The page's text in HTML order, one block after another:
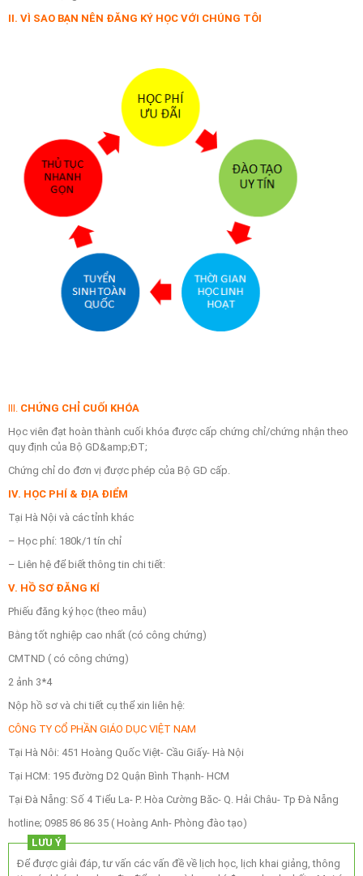
II. VÌ SAO BẠN NÊN ĐĂNG KÝ HỌC VỚI CHÚNG TÔI
III. CHỨNG CHỈ CUỐI KHÓA
Học viên đạt hoàn thành cuối khóa được cấp chứng chỉ/chứng nhận theo
quy định của Bộ GD&amp;ĐT;
Chứng chỉ do đơn vị được phép của Bộ GD cấp.
IV. HỌC PHÍ & ĐỊA ĐIỂM
Tại Hà Nội và các tỉnh khác
– Học phí: 180k/1 tín chỉ
– Liên hệ để biết thông tin chi tiết:
V. HỒ SƠ ĐĂNG KÍ
Phiếu đăng ký học (theo mẫu)
Bằng tốt nghiệp cao nhất (có công chứng)
CMTND ( có công chứng)
2 ảnh 3*4
Nộp hồ sơ và chi tiết cụ thể xin liên hệ:
CÔNG TY CỔ PHẦN GIÁO DỤC VIỆT NAM
Tại Hà Nôi: 451 Hoàng Quốc Việt- Cầu Giấy- Hà Nội
Tại HCM: 195 đường D2 Quận Bình Thạnh- HCM
Tại Đà Nẵng: Số 4 Tiểu La- P. Hòa Cường Băc- Q. Hải Châu- Tp Đà Nẵng
hotline; 0985 86 86 35 ( Hoàng Anh- Phòng đào tạo)
LƯU Ý
Để được giải đáp, tư vấn các vấn đề về lịch học, lịch khai giảng, thông